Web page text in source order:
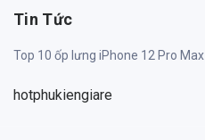
Tin Tức
Top 10 ốp lưng iPhone 12 Pro Max